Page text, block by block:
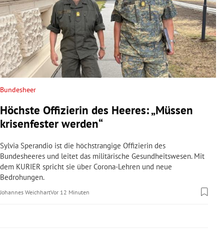
Untermenü
Untermenü
Untermenü
Untermenü
Bundesheer
Höchste Offizierin des Heeres: „Müssen
krisenfester werden“
Sylvia Sperandio ist die höchstrangige Offizierin des
Bundesheeres und leitet das militärische Gesundheitswesen. Mit
dem KURIER spricht sie über Corona-Lehren und neue
Bedrohungen.
Johannes WeichhartVor 12 Minuten